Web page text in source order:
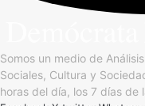
Somos un medio de
Sociales, Cultura y
horas del día, los 7 días de